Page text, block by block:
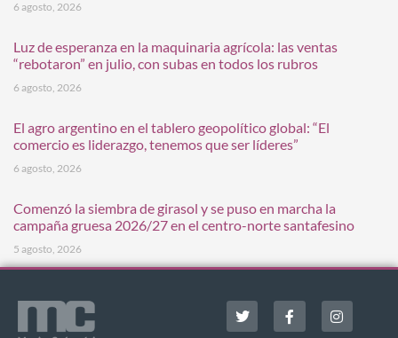
6 agosto, 2026
Luz de esperanza en la maquinaria agrícola: las ventas
“rebotaron” en julio, con subas en todos los rubros
6 agosto, 2026
El agro argentino en el tablero geopolítico global: “El
comercio es liderazgo, tenemos que ser líderes”
6 agosto, 2026
Comenzó la siembra de girasol y se puso en marcha la
campaña gruesa 2026/27 en el centro-norte santafesino
5 agosto, 2026